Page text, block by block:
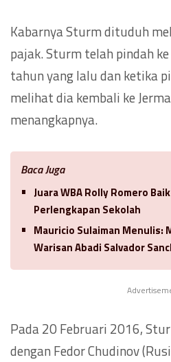
Kabarnya Sturm dituduh
pajak. Sturm telah pindah
tahun yang lalu dan ketika
melihat dia kembali ke
menangkapnya.
Baca Juga
Juara WBA Rolly Romero
Perlengkapan Sekolah
Mauricio Sulaiman Menulis:
Warisan Abadi Salvador
Pada 20 Februari 2016,
dengan Fedor Chudinov